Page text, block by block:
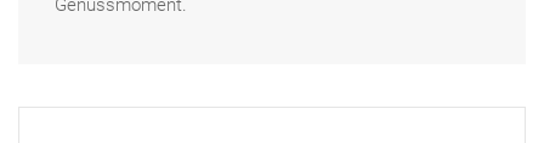
Genussmoment.